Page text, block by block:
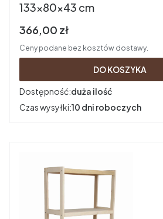
133x80x43 cm
Cena brutto
366,00 zł
Ceny podane bez kosztów dostawy.
DO KOSZYKA
Dostępność:duża ilość
Czas wysyłki:10 dni roboczych